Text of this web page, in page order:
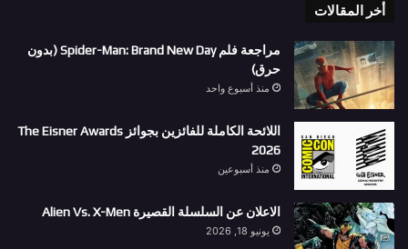
أخر المقالات
مراجعة فلم Spider-Man: Brand New Day (بدون
حرق)
منذ أسبوع واحد
اللائحة الكاملة للفائزين بجوائز The Eisner Awards
2026
منذ أسبوعين
الاعلان عن السلسلة القصيرة Alien Vs. X-Men
يونيو 18, 2026